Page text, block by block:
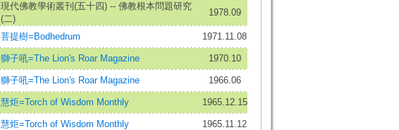
現代佛教學術叢刊(五十四) -- 佛教根本問題研究
(二)
1978.09
菩提樹=Bodhedrum 1971.11.08
獅子吼=The Lion's Roar Magazine 1970.10
獅子吼=The Lion's Roar Magazine 1966.06
慧炬=Torch of Wisdom Monthly 1965.12.15
慧炬=Torch of Wisdom Monthly 1965.11.12